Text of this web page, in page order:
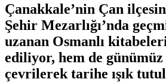
Çanakkale’nin Çan
Şehir Mezarlığı’nda
uzanan Osmanlı
ediliyor, hem de
çevrilerek tarihe ışık